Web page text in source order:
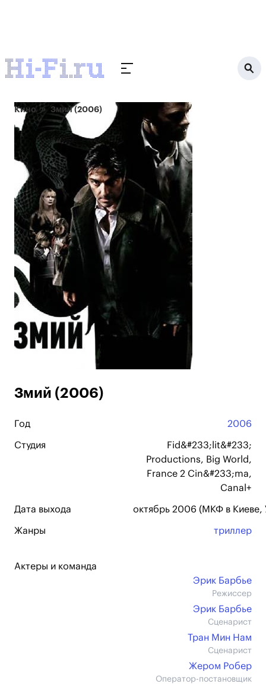
Кино Змий (2006)
Змий (2006)
Год 2006
Студия
Fid&#233;lit&#233;
Productions, Big World,
France 2 Cin&#233;ma,
Canal+
Дата выхода октябрь 2006 (МКФ в Киеве,
Жанры триллер
Актеры и команда
Эрик Барбье
Режиссер
Эрик Барбье
Сценарист
Тран Мин Нам
Сценарист
Жером Робер
Оператор-постановщик